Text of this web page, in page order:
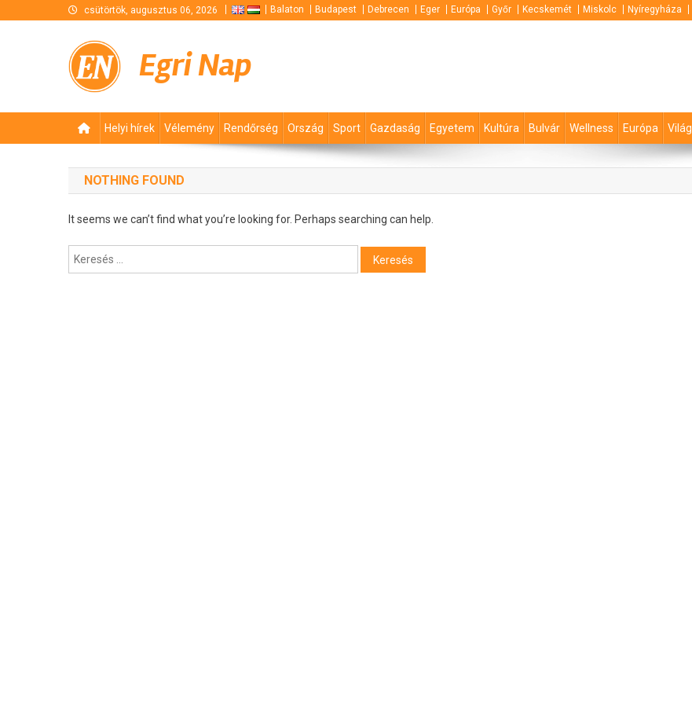
csütörtök, augusztus 06, 2026 Balaton Budapest Debrecen Eger Európa Győr Kecskemét Miskolc Nyíregyháza
Egri Nap
Helyi hírek Vélemény Rendőrség Ország Sport Gazdaság Egyetem Kultúra Bulvár Wellness Európa Világ
NOTHING FOUND
It seems we can’t find what you’re looking for. Perhaps searching can help.
Keresés: